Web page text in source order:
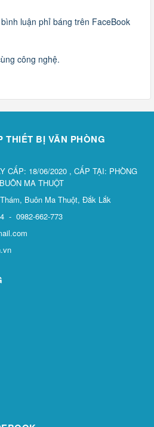
luận phỉ báng trên FaceBook
công nghệ.
THIẾT BỊ VĂN PHÒNG
CẤP: 18/06/2020 , CẤP TẠI: PHÒNG
MA THUỘT
Buôn Ma Thuột, Đắk Lắk
- 0982-662-773